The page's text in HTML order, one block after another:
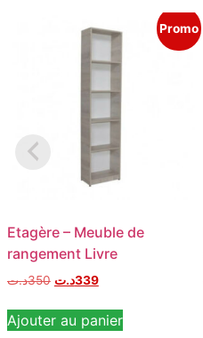
Promo
Etagère – Meuble de
rangement Livre
350د.ت 339د.ت
Ajouter au panier